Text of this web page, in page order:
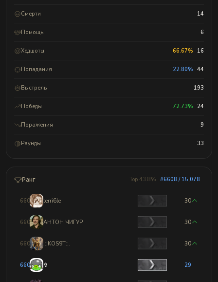
Смерти 14
Помощь 6
Хедшоты 66.67% 16
Попадания 22.80% 44
Выстрелы 193
Победы 72.73% 24
Поражения 9
Раунды 33
Ранг Top 43.8% #6608 / 15,078
6605 terri6le 30
6606 АНТОН ЧИГУР 30
6607 .::KOS9T::. 30
6608 ✞ 29